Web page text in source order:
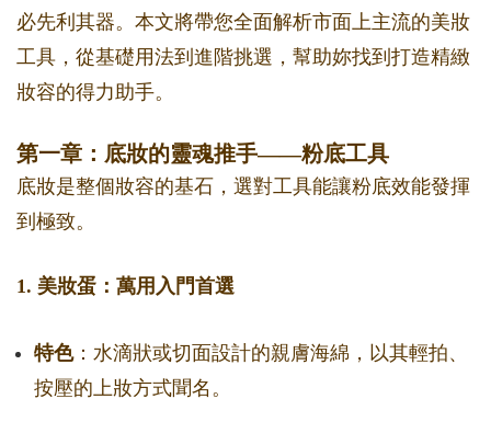
必先利其器。本文將帶您全面解析市面上主流的美妝
工具，從基礎用法到進階挑選，幫助妳找到打造精緻
妝容的得力助手。
第一章：底妝的靈魂推手——粉底工具
底妝是整個妝容的基石，選對工具能讓粉底效能發揮
到極致。
1. 美妝蛋：萬用入門首選
特色：水滴狀或切面設計的親膚海綿，以其輕拍、
按壓的上妝方式聞名。